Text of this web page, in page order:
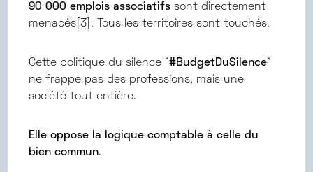
90 000 emplois associatifssont directement
menacés[3]. Tous les territoires sont touchés.
Cette politique du silence “#BudgetDuSilence”
ne frappe pas des professions, mais une
société tout entière.
Elle oppose la logique comptable à celle du
bien commun.